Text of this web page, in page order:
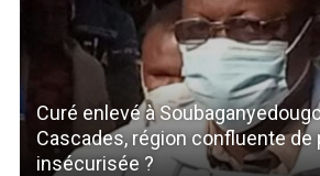
Curé enlevé à
Cascades, région confluente de
insécurisée ?